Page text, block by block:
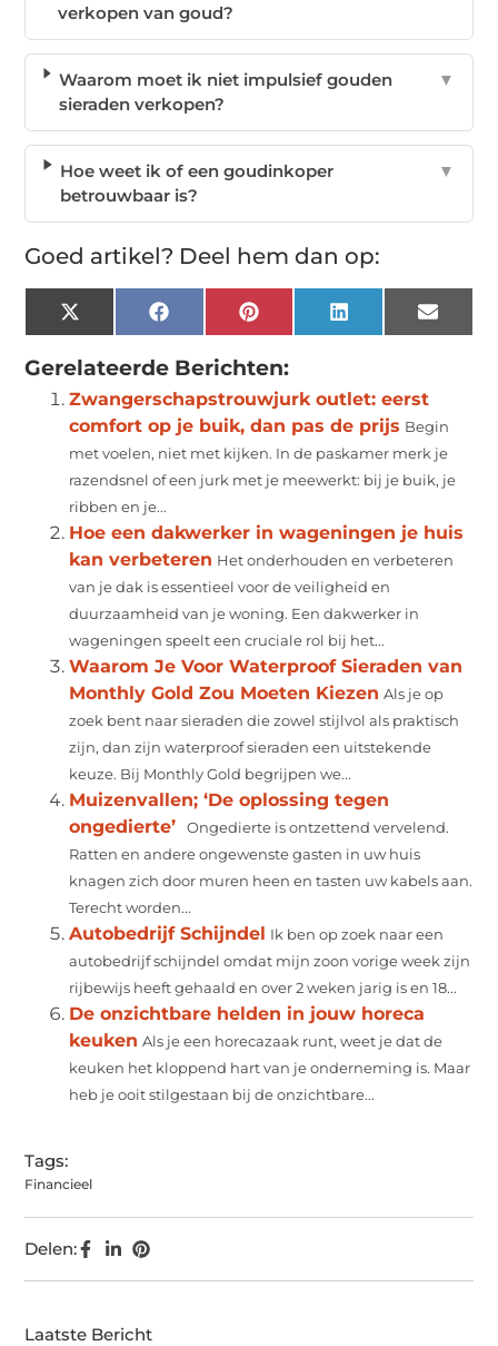
verkopen van goud?
Waarom moet ik niet impulsief gouden
sieraden verkopen?
▼
Hoe weet ik of een goudinkoper
betrouwbaar is?
▼
Goed artikel? Deel hem dan op:
X
(Twitter)
Facebook Pinterest LinkedIn Email
Gerelateerde Berichten:
Zwangerschapstrouwjurk outlet: eerst
comfort op je buik, dan pas de prijs Begin
met voelen, niet met kijken. In de paskamer merk je
razendsnel of een jurk met je meewerkt: bij je buik, je
ribben en je...
Hoe een dakwerker in wageningen je huis
kan verbeteren Het onderhouden en verbeteren
van je dak is essentieel voor de veiligheid en
duurzaamheid van je woning. Een dakwerker in
wageningen speelt een cruciale rol bij het...
Waarom Je Voor Waterproof Sieraden van
Monthly Gold Zou Moeten Kiezen Als je op
zoek bent naar sieraden die zowel stijlvol als praktisch
zijn, dan zijn waterproof sieraden een uitstekende
keuze. Bij Monthly Gold begrijpen we...
Muizenvallen; ‘De oplossing tegen
ongedierte’
Ongedierte is ontzettend vervelend.
Ratten en andere ongewenste gasten in uw huis
knagen zich door muren heen en tasten uw kabels aan.
Terecht worden...
Autobedrijf Schijndel Ik ben op zoek naar een
autobedrijf schijndel omdat mijn zoon vorige week zijn
rijbewijs heeft gehaald en over 2 weken jarig is en 18...
De onzichtbare helden in jouw horeca
keuken Als je een horecazaak runt, weet je dat de
keuken het kloppend hart van je onderneming is. Maar
heb je ooit stilgestaan bij de onzichtbare...
Tags:
Financieel
Delen:
Laatste Bericht